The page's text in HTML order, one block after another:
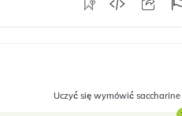
Uczyć się wymówić saccharine